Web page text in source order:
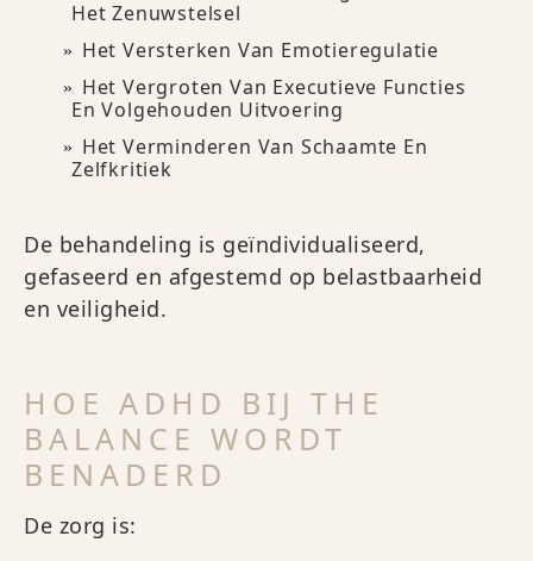
Het Zenuwstelsel
Het Versterken Van Emotieregulatie
Het Vergroten Van Executieve Functies
En Volgehouden Uitvoering
Het Verminderen Van Schaamte En
Zelfkritiek
De behandeling is geïndividualiseerd,
gefaseerd en afgestemd op belastbaarheid
en veiligheid.
HOE ADHD BIJ THE
BALANCE WORDT
BENADERD
De zorg is: